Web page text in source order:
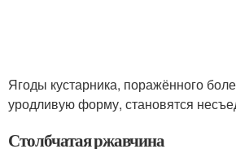
Ягоды кустарника, поражённого
уродливую форму, становятся
Столбчатая ржавчина